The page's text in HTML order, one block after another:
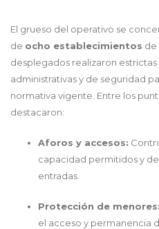
El grueso del operativo se
de ocho establecimientos de
desplegados realizaron
administrativas y de seguridad
normativa vigente. Entre los
destacaron:
Aforos y accesos:
capacidad permitidos y
entradas.
Protección de menores:
el acceso y permanencia